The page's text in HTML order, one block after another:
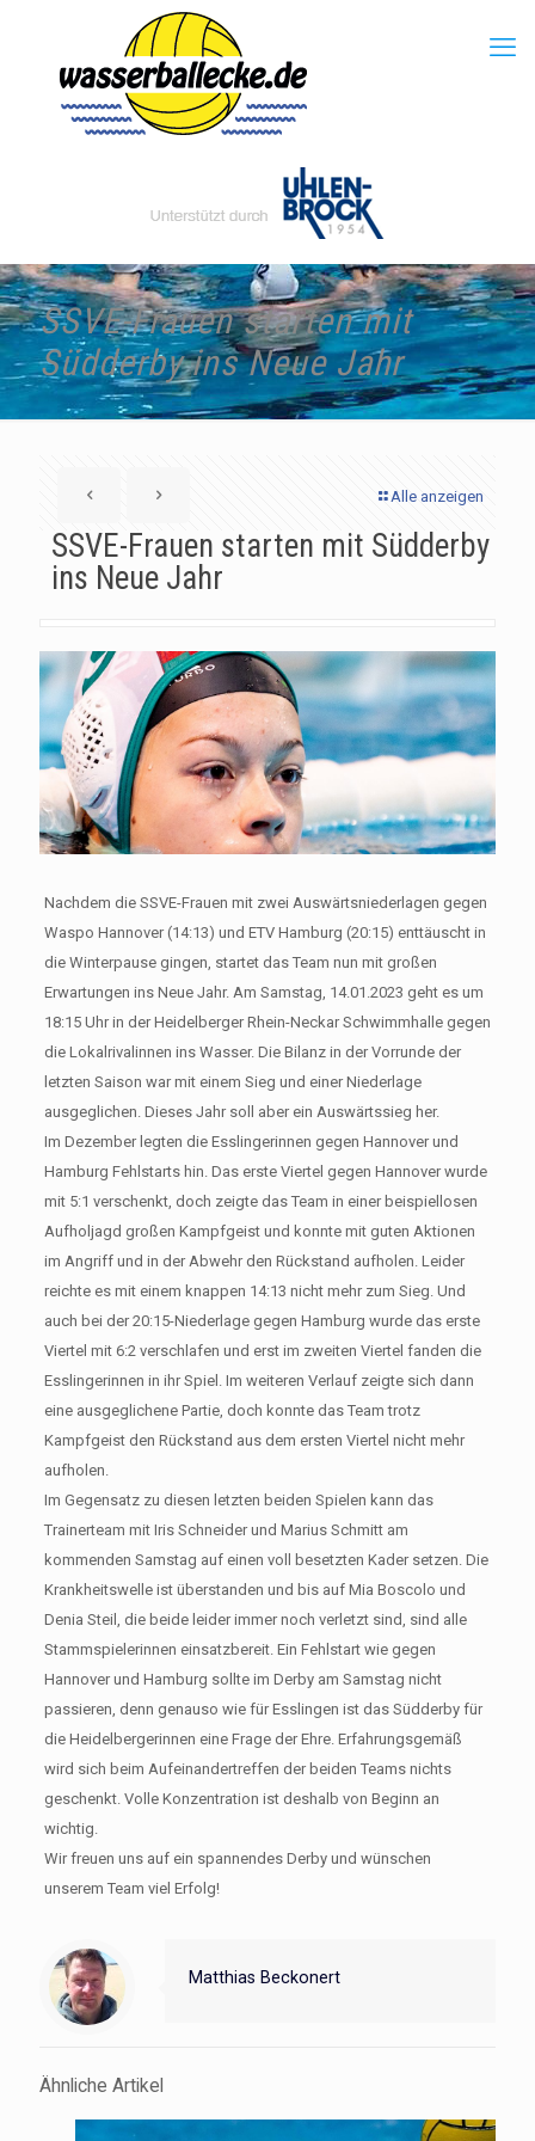
SSVE-Frauen starten mit
Südderby ins Neue Jahr
Alle anzeigen
SSVE-Frauen starten mit Südderby
ins Neue Jahr
Nachdem die SSVE-Frauen mit zwei Auswärtsniederlagen gegen
Waspo Hannover (14:13) und ETV Hamburg (20:15) enttäuscht in
die Winterpause gingen, startet das Team nun mit großen
Erwartungen ins Neue Jahr. Am Samstag, 14.01.2023 geht es um
18:15 Uhr in der Heidelberger Rhein-Neckar Schwimmhalle gegen
die Lokalrivalinnen ins Wasser. Die Bilanz in der Vorrunde der
letzten Saison war mit einem Sieg und einer Niederlage
ausgeglichen. Dieses Jahr soll aber ein Auswärtssieg her.
Im Dezember legten die Esslingerinnen gegen Hannover und
Hamburg Fehlstarts hin. Das erste Viertel gegen Hannover wurde
mit 5:1 verschenkt, doch zeigte das Team in einer beispiellosen
Aufholjagd großen Kampfgeist und konnte mit guten Aktionen
im Angriff und in der Abwehr den Rückstand aufholen. Leider
reichte es mit einem knappen 14:13 nicht mehr zum Sieg. Und
auch bei der 20:15-Niederlage gegen Hamburg wurde das erste
Viertel mit 6:2 verschlafen und erst im zweiten Viertel fanden die
Esslingerinnen in ihr Spiel. Im weiteren Verlauf zeigte sich dann
eine ausgeglichene Partie, doch konnte das Team trotz
Kampfgeist den Rückstand aus dem ersten Viertel nicht mehr
aufholen.
Im Gegensatz zu diesen letzten beiden Spielen kann das
Trainerteam mit Iris Schneider und Marius Schmitt am
kommenden Samstag auf einen voll besetzten Kader setzen. Die
Krankheitswelle ist überstanden und bis auf Mia Boscolo und
Denia Steil, die beide leider immer noch verletzt sind, sind alle
Stammspielerinnen einsatzbereit. Ein Fehlstart wie gegen
Hannover und Hamburg sollte im Derby am Samstag nicht
passieren, denn genauso wie für Esslingen ist das Südderby für
die Heidelbergerinnen eine Frage der Ehre. Erfahrungsgemäß
wird sich beim Aufeinandertreffen der beiden Teams nichts
geschenkt. Volle Konzentration ist deshalb von Beginn an
wichtig.
Wir freuen uns auf ein spannendes Derby und wünschen
unserem Team viel Erfolg!
Matthias Beckonert
Ähnliche Artikel